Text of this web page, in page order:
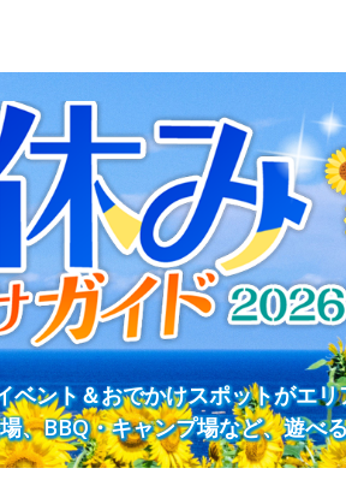
ベント＆おでかけスポットがエ
、BBQ・キャンプ場など、遊べ